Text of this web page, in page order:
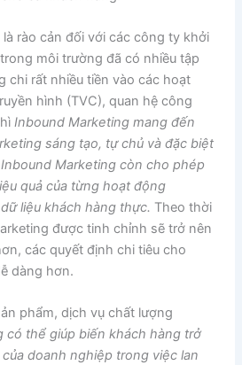
rào cản đối với các công ty khởi
môi trường đã có nhiều tập
chi rất nhiều tiền vào các hoạt
hình (TVC), quan hệ công
Inbound Marketing mang đến
sáng tạo, tự chủ và đặc biệt
Marketing còn cho phép
quả của từng hoạt động
liệu khách hàng thực. Theo thời
được tinh chỉnh sẽ trở nên
các quyết định chi tiêu cho
dàng hơn.
phẩm, dịch vụ chất lượng
có thể giúp biến khách hàng trở
doanh nghiệp trong việc lan